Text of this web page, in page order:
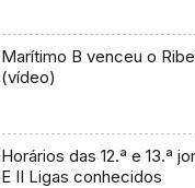
Marítimo B venceu o
(vídeo)
Horários das 12.ª e 13.ª
E II Ligas conhecidos